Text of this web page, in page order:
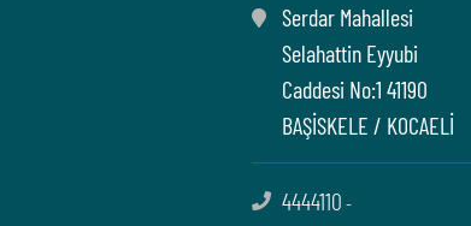
Serdar Mahallesi
Selahattin Eyyubi
Caddesi No:1 41190
BAŞİSKELE / KOCAELİ
4444110 -